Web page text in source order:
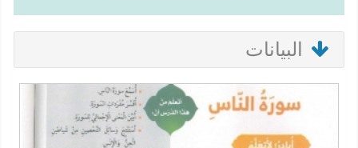
البيانات